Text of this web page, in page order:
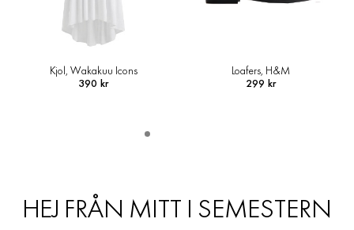
Loafers, H&M
299 kr
Skjortjacka i ullmix, Arket
1 490 kr
HEJ FRÅN MITT I SEMESTERN